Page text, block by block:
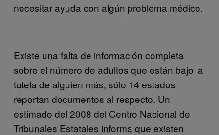
necesitar ayuda con algún problema médico.
Existe una falta de información completa
sobre el número de adultos que están bajo la
tutela de alguien más, sólo 14 estados
reportan documentos al respecto. Un
estimado del 2008 del Centro Nacional de
Tribunales Estatales informa que existen